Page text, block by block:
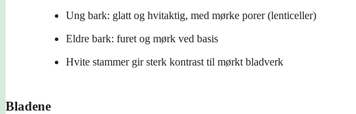
Ung bark: glatt og hvitaktig, med mørke porer (lenticeller)
Eldre bark: furet og mørk ved basis
Hvite stammer gir sterk kontrast til mørkt bladverk
Bladene